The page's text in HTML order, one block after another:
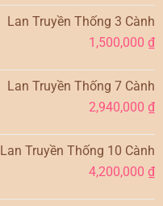
Lan Truyền Thống 3 Cành
1,500,000₫
Lan Truyền Thống 7 Cành
2,940,000₫
Lan Truyền Thống 10 Cành
4,200,000₫